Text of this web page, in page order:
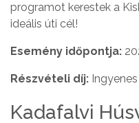
programot kerestek a
ideális úti cél!
Esemény időpontja:
Részvételi díj: Ingyenes
Kadafalvi